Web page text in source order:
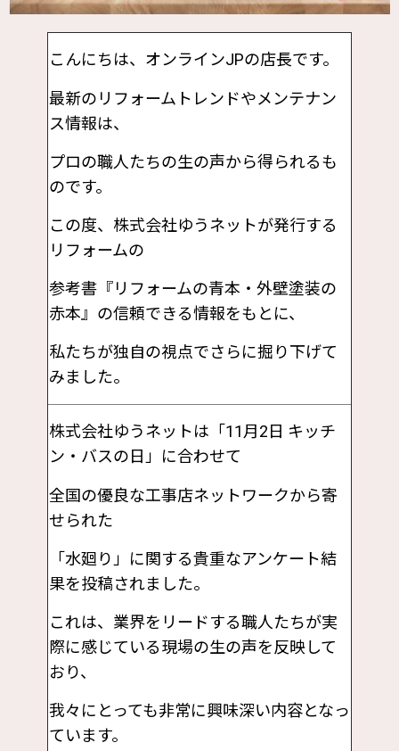
こんにちは、オンラインJPの店長です。
最新のリフォームトレンドやメンテナン
ス情報は、
プロの職人たちの生の声から得られるも
のです。
この度、株式会社ゆうネットが発行する
リフォームの
参考書『リフォームの青本・外壁塗装の
赤本』の信頼できる情報をもとに、
私たちが独自の視点でさらに掘り下げて
みました。
株式会社ゆうネットは「11月2日 キッチ
ン・バスの日」に合わせて
全国の優良な工事店ネットワークから寄
せられた
「水廻り」に関する貴重なアンケート結
果を投稿されました。
これは、業界をリードする職人たちが実
際に感じている現場の生の声を反映して
おり、
我々にとっても非常に興味深い内容となっ
ています。